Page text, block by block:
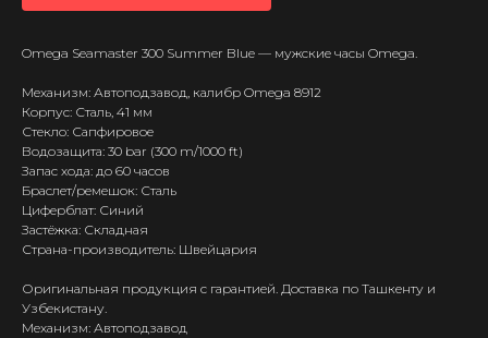
Omega Seamaster 300 Summer Blue — мужские часы Omega.
Механизм: Автоподзавод, калибр Omega 8912
Корпус: Сталь, 41 мм
Стекло: Сапфировое
Водозащита: 30 bar (300 m/1000 ft)
Запас хода: до 60 часов
Браслет/ремешок: Сталь
Циферблат: Синий
Застёжка: Складная
Страна-производитель: Швейцария
Оригинальная продукция с гарантией. Доставка по Ташкенту и
Узбекистану.
Механизм: Автоподзавод